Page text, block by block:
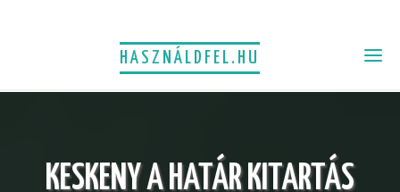
HASZNÁLDFEL.HU
KESKENY A HATÁR KITARTÁS